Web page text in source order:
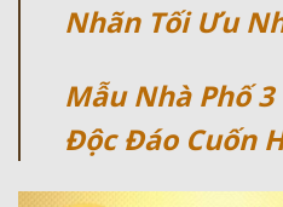
Nhãn Tối Ưu
Mẫu Nhà Phố
Độc Đáo Cuốn